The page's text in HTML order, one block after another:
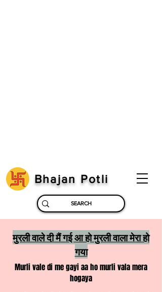
Bhajan Potli
मुरली वाले दी मैं गई आ हो मुरली वाला मेरा हो
गया
Murli vale di me gayi aa ho murli vala mera
hogaya